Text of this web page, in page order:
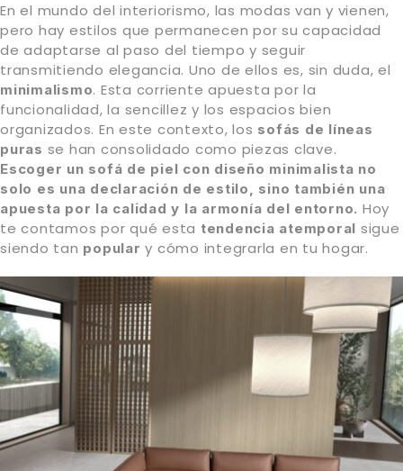
En el mundo del interiorismo, las modas van y vienen,
pero hay estilos que permanecen por su capacidad
de adaptarse al paso del tiempo y seguir
transmitiendo elegancia. Uno de ellos es, sin duda, el
minimalismo. Esta corriente apuesta por la
funcionalidad, la sencillez y los espacios bien
organizados. En este contexto, los sofás de líneas
puras se han consolidado como piezas clave.
Escoger un sofá de piel con diseño minimalista no
solo es una declaración de estilo, sino también una
apuesta por la calidad y la armonía del entorno. Hoy
te contamos por qué esta tendencia atemporal sigue
siendo tan popular y cómo integrarla en tu hogar.